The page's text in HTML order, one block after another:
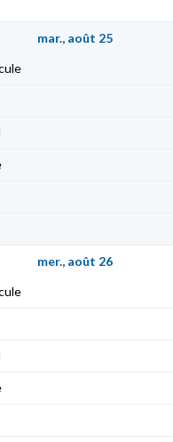
mar., août 25
mer., août 26